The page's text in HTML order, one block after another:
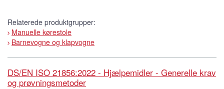
Relaterede produktgrupper:
Manuelle kørestole
Barnevogne og klapvogne
DS/EN ISO 21856:2022 - Hjælpemidler - Generelle krav
og prøvningsmetoder